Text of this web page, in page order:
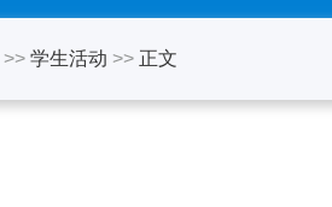
>> 学生活动 >> 正文